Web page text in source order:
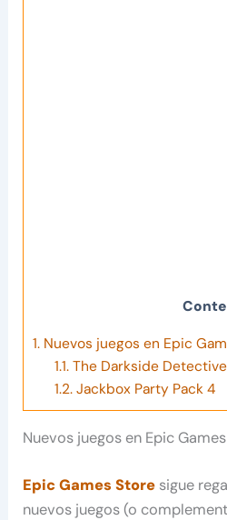
1. Nuevos juegos en Epic
1.1.The Darkside Detective
1.2.Jackbox Party Pack 4
Nuevos juegos en Epic
Epic Games Store sigue
nuevos juegos (o